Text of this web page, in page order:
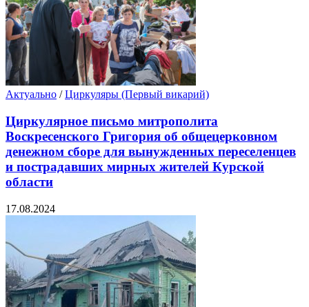
Актуально /Циркуляры (Первый викарий)
Циркулярное письмо митрополита
Воскресенского Григория об общецерковном
денежном сборе для вынужденных переселенцев
и пострадавших мирных жителей Курской
области
17.08.2024